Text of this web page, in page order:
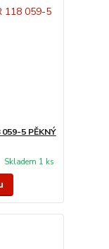
5 PĚKNÝ
Skladem 1 ks